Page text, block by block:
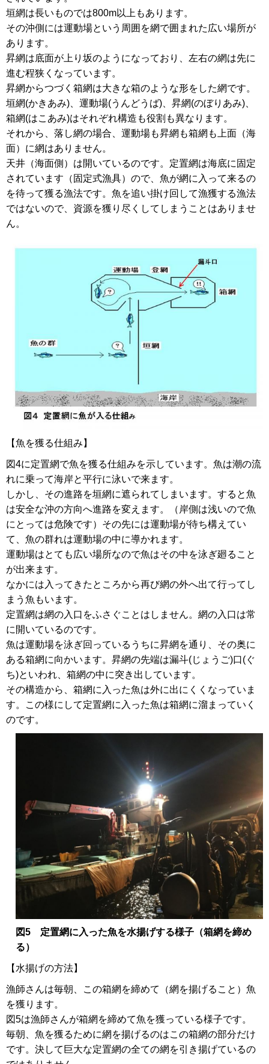
垣網は長いものでは800m以上もあります。
その沖側には運動場という周囲を網で囲まれた広い場所が
あります。
昇網は底面が上り坂のようになっており、左右の網は先に
進む程狭くなっています。
昇網からつづく箱網は大きな箱のような形をした網です。
垣網(かきあみ)、運動場(うんどうば)、昇網(のぼりあみ)、
箱網(はこあみ)はそれぞれ構造も役割も異なります。
それから、落し網の場合、運動場も昇網も箱網も上面（海
面）に網はありません。
天井（海面側）は開いているのです。定置網は海底に固定
されています（固定式漁具）ので、魚が網に入って来るの
を待って獲る漁法です。魚を追い掛け回して漁獲する漁法
ではないので、資源を獲り尽くしてしまうことはありませ
ん。
【魚を獲る仕組み】
図4に定置網で魚を獲る仕組みを示しています。魚は潮の流
れに乗って海岸と平行に泳いで来ます。
しかし、その進路を垣網に遮られてしまいます。すると魚
は安全な沖の方向へ進路を変えます。（岸側は浅いので魚
にとっては危険です）その先には運動場が待ち構えてい
て、魚の群れは運動場の中に導かれます。
運動場はとても広い場所なので魚はその中を泳ぎ廻ること
が出来ます。
なかには入ってきたところから再び網の外へ出て行ってし
まう魚もいます。
定置網は網の入口をふさぐことはしません。網の入口は常
に開いているのです。
魚は運動場を泳ぎ回っているうちに昇網を通り、その奥に
ある箱網に向かいます。昇網の先端は漏斗(じょうご)口(ぐ
ち)といわれ、箱網の中に突き出しています。
その構造から、箱網に入った魚は外に出にくくなっていま
す。この様にして定置網に入った魚は箱網に溜まっていく
のです。
図5 定置網に入った魚を水揚げする様子（箱網を締め
る）
【水揚げの方法】
漁師さんは毎朝、この箱網を締めて（網を揚げること）魚
を獲ります。
図5は漁師さんが箱網を締めて魚を獲っている様子です。
毎朝、魚を獲るために網を揚げるのはこの箱網の部分だけ
です。決して巨大な定置網の全ての網を引き揚げているの